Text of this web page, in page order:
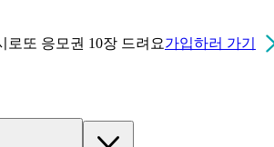
로또 응모권 10장 드려요가입하러 가기